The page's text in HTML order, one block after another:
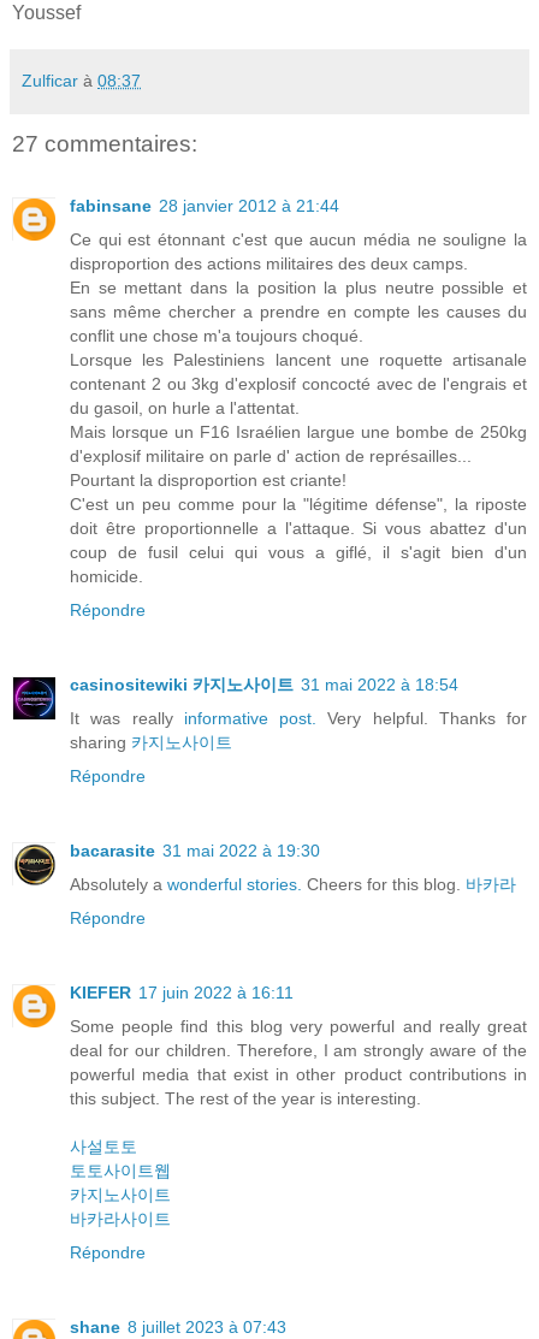
Youssef
Zulficar à 08:37
27 commentaires:
fabinsane 28 janvier 2012 à 21:44
Ce qui est étonnant c'est que aucun média ne souligne la
disproportion des actions militaires des deux camps.
En se mettant dans la position la plus neutre possible et
sans même chercher a prendre en compte les causes du
conflit une chose m'a toujours choqué.
Lorsque les Palestiniens lancent une roquette artisanale
contenant 2 ou 3kg d'explosif concocté avec de l'engrais et
du gasoil, on hurle a l'attentat.
Mais lorsque un F16 Israélien largue une bombe de 250kg
d'explosif militaire on parle d' action de représailles...
Pourtant la disproportion est criante!
C'est un peu comme pour la "légitime défense", la riposte
doit être proportionnelle a l'attaque. Si vous abattez d'un
coup de fusil celui qui vous a giflé, il s'agit bien d'un
homicide.
Répondre
casinositewiki 카지노사이트 31 mai 2022 à 18:54
It was reallyinformative post.Very helpful. Thanks for
sharing 카지노사이트
Répondre
bacarasite 31 mai 2022 à 19:30
Absolutely a wonderful stories. Cheers for this blog. 바카라
Répondre
KIEFER 17 juin 2022 à 16:11
Some people find this blog very powerful and really great
deal for our children. Therefore, I am strongly aware of the
powerful media that exist in other product contributions in
this subject. The rest of the year is interesting.
사설토토
토토사이트웹
카지노사이트
바카라사이트
Répondre
shane 8 juillet 2023 à 07:43